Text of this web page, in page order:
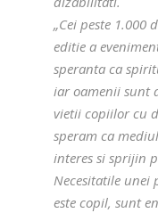
„Cei peste
editie a
speranta ca
iar oamenii sunt
vietii copiilor cu
speram ca
interes si sprijin
Necesitatile unei
este copil, sunt